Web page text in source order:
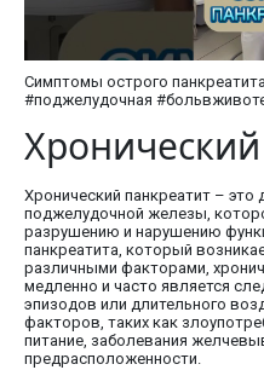
Симптомы острого
#поджелудочная
Хронический панкреатит – это
поджелудочной железы,
разрушению и нарушению
панкреатита, который
различными факторами,
медленно и часто является
эпизодов или длительного
факторов, таких как
питание, заболевания
предрасположенности.